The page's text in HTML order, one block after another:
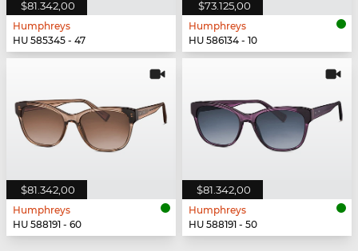
$81.342,00
Humphreys
HU 585345 - 47
$73.125,00
Humphreys
HU 586134 - 10
$81.342,00
Humphreys
HU 588191 - 60
$81.342,00
Humphreys
HU 588191 - 50